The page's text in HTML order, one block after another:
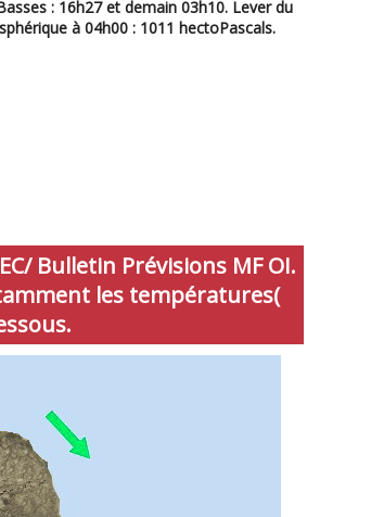
: 16h27 et demain 03h10. Lever du
à 04h00 : 1011 hectoPascals.
Bulletin Prévisions MF OI.
les températures(